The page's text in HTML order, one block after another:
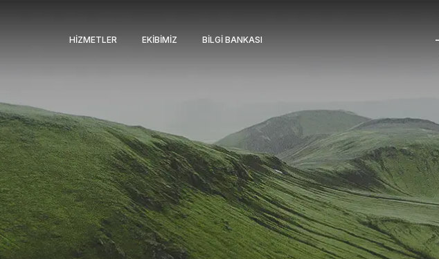
HIZMETLER EKIBIMIZ BILGI BANKASI